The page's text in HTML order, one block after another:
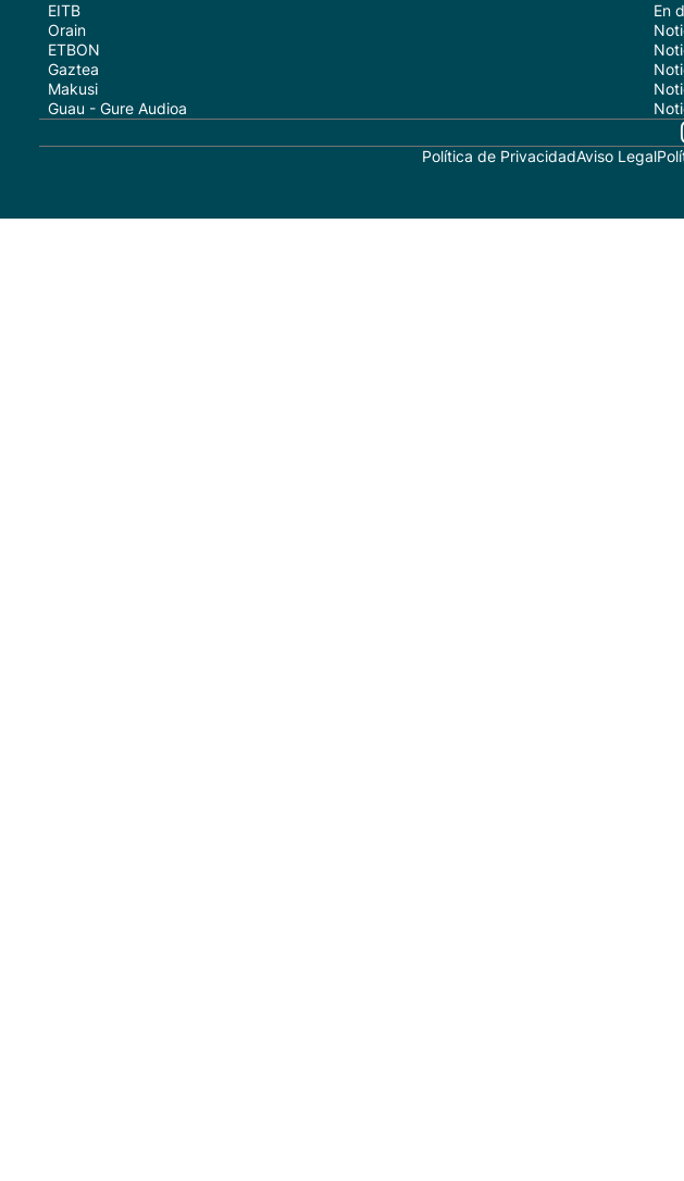
EITB
Orain
ETBON
Gaztea
Makusi
Guau - Gure Audioa
En
Política de PrivacidadAviso Legal